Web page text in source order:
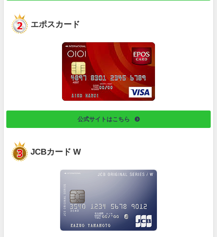
エポスカード
公式サイトはこちら
JCBカード W